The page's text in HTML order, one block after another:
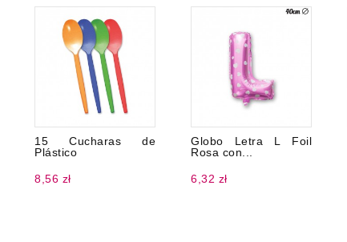
15 Cucharas de
Plástico
8,56 zł
Globo Letra L Foil
Rosa con...
6,32 zł